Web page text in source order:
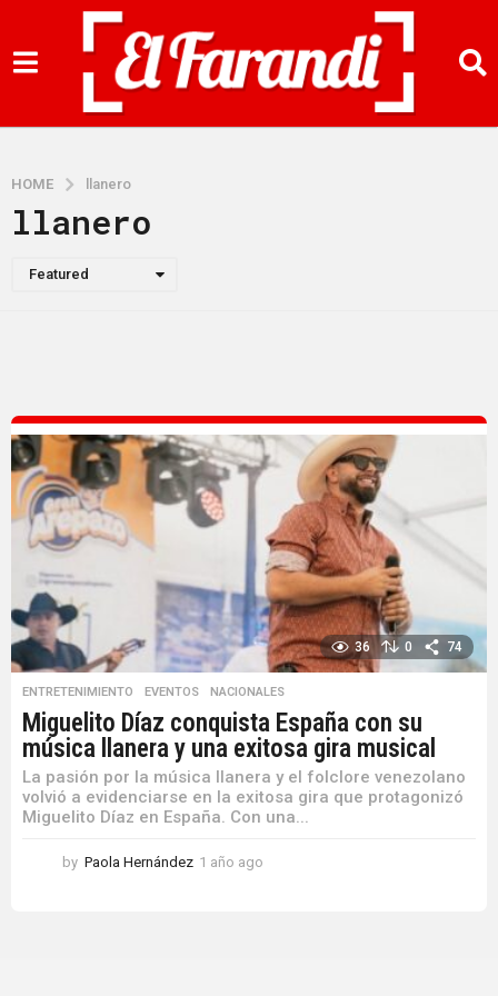
HOME llanero
llanero
Featured
36 0 74
ENTRETENIMIENTO ,EVENTOS ,NACIONALES
Miguelito Díaz conquista España con su
música llanera y una exitosa gira musical
La pasión por la música llanera y el folclore venezolano
volvió a evidenciarse en la exitosa gira que protagonizó
Miguelito Díaz en España. Con una...
by Paola Hernández 1 año ago